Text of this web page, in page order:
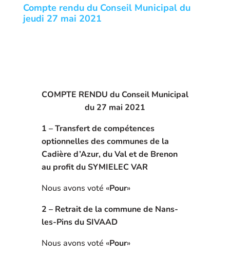
Compte rendu du Conseil Municipal du
jeudi 27 mai 2021
COMPTE RENDU du Conseil Municipal
du 27 mai 2021
1 –Transfert de compétences
optionnelles des communes de la
Cadière d’Azur, du Val et de Brenon
au profit du SYMIELEC VAR
Nous avons voté «Pour»
2 – Retrait de la commune de Nans-
les-Pins du SIVAAD
Nous avons voté «Pour»